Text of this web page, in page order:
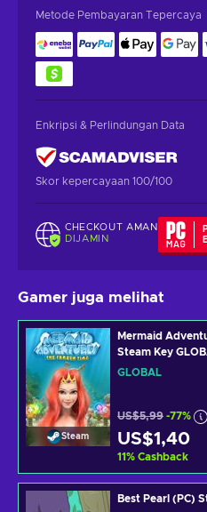
Metode Pembayaran Tepercaya
Enkripsi & Perlindungan Data
Skor kepercayaan 100/100
CHECKOUT AMAN
DIJAMIN
Gamer juga melihat
Steam
Mermaid
Steam Key
GLOBAL
US$5,99 -77%
US$1,40
11% Cashback
Best Pearl (PC)